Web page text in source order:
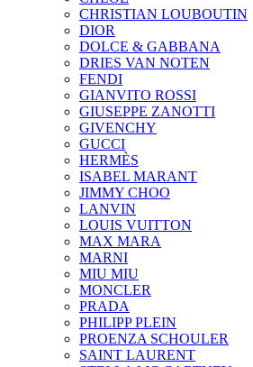
CHRISTIAN LOUBOUTIN
DIOR
DOLCE & GABBANA
DRIES VAN NOTEN
FENDI
GIANVITO ROSSI
GIUSEPPE ZANOTTI
GIVENCHY
GUCCI
HERMÈS
ISABEL MARANT
JIMMY CHOO
LANVIN
LOUIS VUITTON
MAX MARA
MARNI
MIU MIU
MONCLER
PRADA
PHILIPP PLEIN
PROENZA SCHOULER
SAINT LAURENT